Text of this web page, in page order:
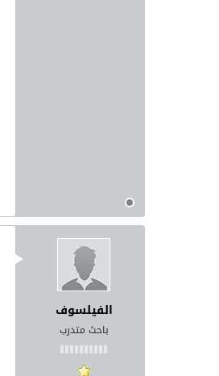
الفيلسوف
باحث متدرب